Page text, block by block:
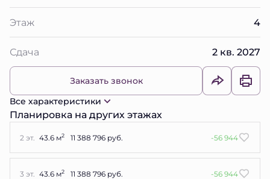
Этаж 4
Сдача 2 кв. 2027
Заказать звонок
Все характеристики
Планировка на других этажах
2 эт. 43.6 м2 11 388 796 руб. -56 944
3 эт. 43.6 м2 11 388 796 руб. -56 944